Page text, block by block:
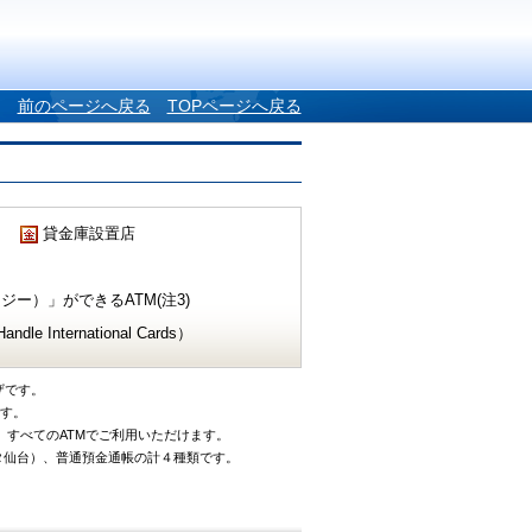
前のページへ戻る TOPページへ戻る
貸金庫設置店
ー）」ができるATM(注3)
International Cards）
す。
。
べてのATMでご利用いただけます。
台）、普通預金通帳の計４種類です。